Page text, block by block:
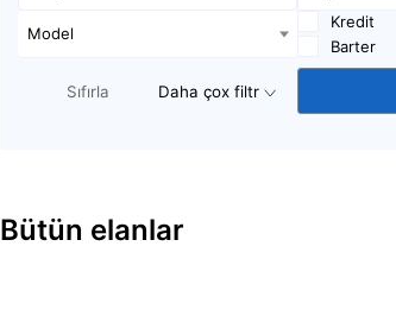
Model
Kredit
Barter
Sıfırla Daha çox filtr
Bütün elanlar